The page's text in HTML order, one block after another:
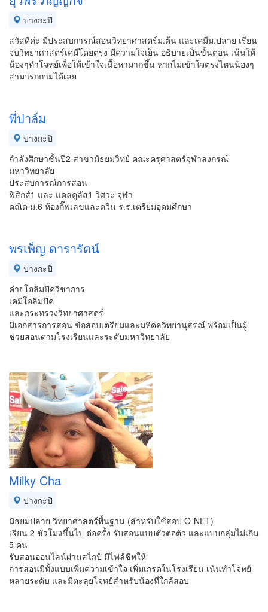
บางกะปิ
สวัสดีค่ะ มีประสบการณ์สอนวิทยาศาสตร์ม.ต้น และเคมีม.ปลาย เรียน
จบวิทยาศาสตร์เคมีโดยตรง มีความใจเย็น อธิบายเป็นขั้นตอน เน้นให้
น้องๆทำโจทย์เพื่อให้เข้าใจเนื้อหามากขึ้น หากไม่เข้าใจตรงไหนน้องๆ
สามารถถามได้เลย
พี่ปาล์ม
บางกะปิ
กำลังศึกษาชั้นปี2 สาขามัธยมวิทย์ คณะครุศาสตร์จุฬาลงกรณ์
มหาวิทยาลัย
ประสบการณ์การสอน
ฟิสิกส์1 และ แคลคูลัส1 วิศวะ จุฬา
คณิต ม.6 ห้องกิ๊ฟเลขและควีน ร.ร.เตรียมอุดมศึกษา
พรเพ็ญ ดารารัตน์
บางกะปิ
ค่ายโอลิมปิควิชาการ
เคมีโอลิมปิค
และกระทรวงวิทยาศาสตร์
มีเอกสารการสอน ข้อสอบเตรียมและมหิดลวิทยานุสรณ์ พร้อมเป็นผู้
ช่วยสอนตามโรงเรียนและระดับมหาวิทยาลัย
Milky Cha
บางกะปิ
มัธยมปลาย วิทยาศาสตร์พื้นฐาน (สำหรับใช้สอบ O-NET)
เรียน 2 ชั่วโมงขึ้นไป ต่อครั้ง รับสอนแบบตัวต่อตัว และแบบกลุ่มไม่เกิน
5 คน
รับสอนออนไลน์ผ่านสไกป์ มีไฟล์ชีทให้
การสอนมีทั้งแบบเพิ่มความเข้าใจ เพิ่มเกรดในโรงเรียน เน้นทำโจทย์
หลายระดับ และมีตะลุยโจทย์สำหรับน้องที่ใกล้สอบ